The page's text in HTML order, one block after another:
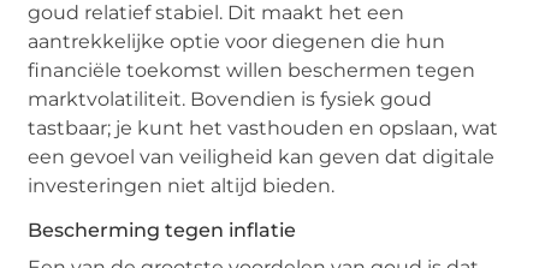
goud relatief stabiel. Dit maakt het een
aantrekkelijke optie voor diegenen die hun
financiële toekomst willen beschermen tegen
marktvolatiliteit. Bovendien is fysiek goud
tastbaar; je kunt het vasthouden en opslaan, wat
een gevoel van veiligheid kan geven dat digitale
investeringen niet altijd bieden.
Bescherming tegen inflatie